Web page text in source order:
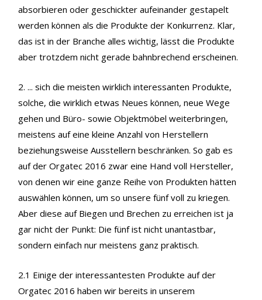
absorbieren oder geschickter aufeinander gestapelt
werden können als die Produkte der Konkurrenz. Klar,
das ist in der Branche alles wichtig, lässt die Produkte
aber trotzdem nicht gerade bahnbrechend erscheinen.
2. ... sich die meisten wirklich interessanten Produkte,
solche, die wirklich etwas Neues können, neue Wege
gehen und Büro- sowie Objektmöbel weiterbringen,
meistens auf eine kleine Anzahl von Herstellern
beziehungsweise Ausstellern beschränken. So gab es
auf der Orgatec 2016 zwar eine Hand voll Hersteller,
von denen wir eine ganze Reihe von Produkten hätten
auswählen können, um so unsere fünf voll zu kriegen.
Aber diese auf Biegen und Brechen zu erreichen ist ja
gar nicht der Punkt: Die fünf ist nicht unantastbar,
sondern einfach nur meistens ganz praktisch.
2.1 Einige der interessantesten Produkte auf der
Orgatec 2016 haben wir bereits in unserem